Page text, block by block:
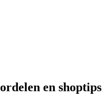
en shoptips